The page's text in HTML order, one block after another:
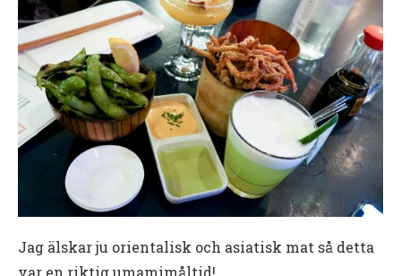
Jag älskar ju orientalisk och asiatisk mat så detta
var en riktig umamimåltid!